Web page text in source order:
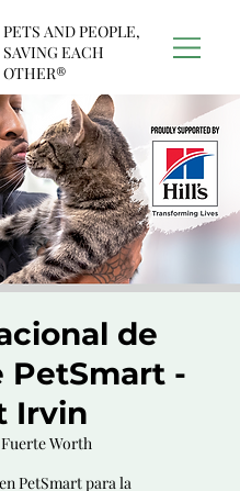
PETS AND PEOPLE,
SAVING EACH
OTHER®
de
PetSmart -
Irvin
Fuerte Worth
PetSmart para la